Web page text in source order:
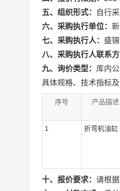
五、组织形式：
自行
六、采购执行单位：
七、采购执行人： 盛
八、采购执行人联系方
九、询价类型： 库内
具体规格、技术指标
序号 产品描述
1 折弯机油缸
十、报价要求： 请根